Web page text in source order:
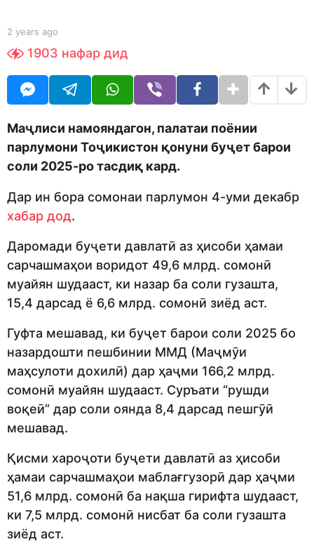
g
o
b
S
h
d
o
2 years ago
e
g
1903 нафар дид
Маҷлиси намояндагон, палатаи поёнии
парлумони Тоҷикистон қонуни буҷет барои
соли 2025-ро тасдиқ кард.
Дар ин бора сомонаи парлумон 4-уми декабр
хабар дод.
Даромади буҷети давлатӣ аз ҳисоби ҳамаи
сарчашмаҳои воридот 49,6 млрд. сомонӣ
муайян шудааст, ки назар ба соли гузашта,
15,4 дарсад ё 6,6 млрд. сомонӣ зиёд аст.
Гуфта мешавад, ки буҷет барои соли 2025 бо
назардошти пешбинии ММД (Маҷмӯи
маҳсулоти дохилӣ) дар ҳаҷми 166,2 млрд.
сомонӣ муайян шудааст. Суръати “рушди
воқеӣ” дар соли оянда 8,4 дарсад пешгӯӣ
мешавад.
Қисми хароҷоти буҷети давлатӣ аз ҳисоби
ҳамаи сарчашмаҳои маблағгузорӣ дар ҳаҷми
51,6 млрд. сомонӣ ба нақша гирифта шудааст,
ки 7,5 млрд. сомонӣ нисбат ба соли гузашта
зиёд аст.